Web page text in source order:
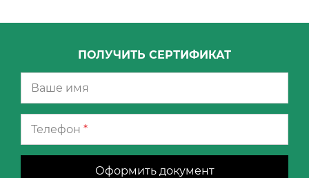
ПОЛУЧИТЬ СЕРТИФИКАТ
Телефон *
Оформить документ